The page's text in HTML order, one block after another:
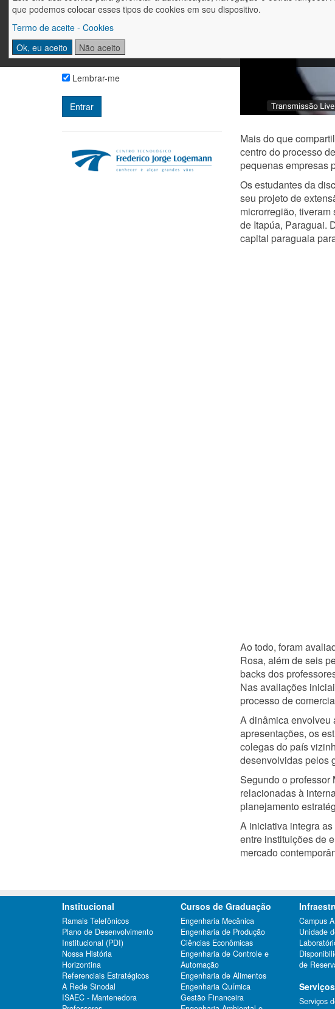
que podemos colocar esses tipos de cookies em seu dispositivo.
Termo de aceite - Cookies
Ok, eu aceito
Não aceito
Mais do que
centro do processo
pequenas empresas
Os estudantes da
seu projeto de
microrregião,
de Itapúa, Paraguai.
capital paraguaia
Ao todo, foram
Rosa, além de seis
backs dos
Nas avaliações
processo de
A dinâmica envolveu
apresentações, os
colegas do país
desenvolvidas pelos
Segundo o professor
relacionadas à
planejamento
A iniciativa integra
entre instituições de
mercado
Lembrar-me
Institucional
Ramais Telefônicos
Plano de Desenvolvimento
Institucional (PDI)
Nossa História
Horizontina
Referenciais Estratégicos
A Rede Sinodal
ISAEC - Mantenedora
Cursos de Graduação
Engenharia Mecânica
Engenharia de Produção
Ciências Econômicas
Engenharia de Controle e
Automação
Engenharia de Alimentos
Engenharia Química
Gestão Financeira
Campus
Unidade
de
Serviços
Serviços